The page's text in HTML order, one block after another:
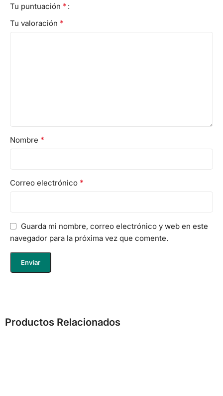
Tu puntuación *
Tu valoración *
Nombre *
Correo electrónico *
Guarda mi nombre, correo electrónico y web en este
navegador para la próxima vez que comente.
Productos Relacionados